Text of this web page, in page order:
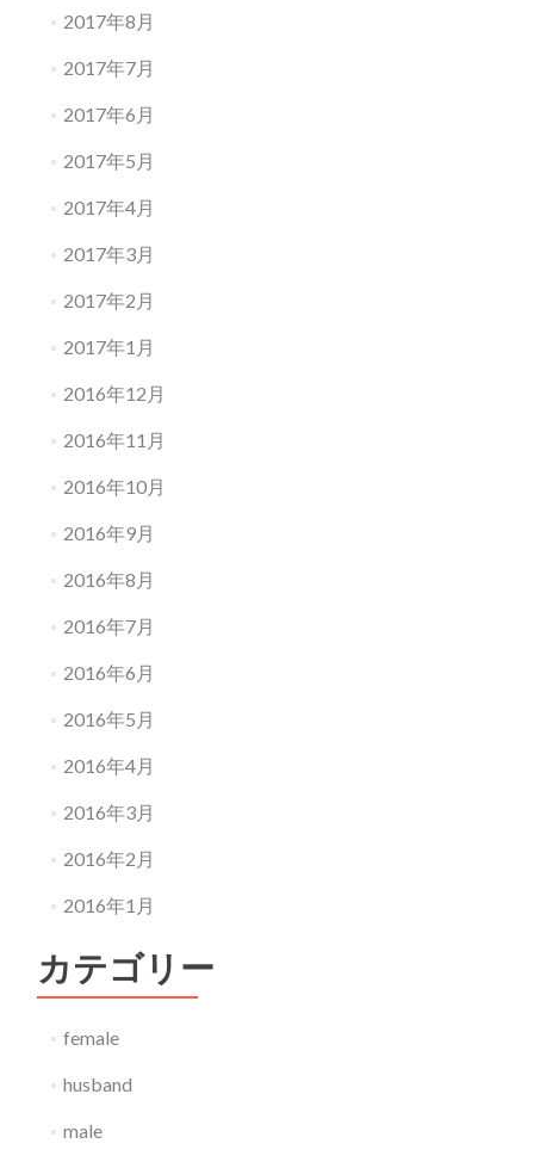
2017年8月
2017年7月
2017年6月
2017年5月
2017年4月
2017年3月
2017年2月
2017年1月
2016年12月
2016年11月
2016年10月
2016年9月
2016年8月
2016年7月
2016年6月
2016年5月
2016年4月
2016年3月
2016年2月
2016年1月
カテゴリー
female
husband
male